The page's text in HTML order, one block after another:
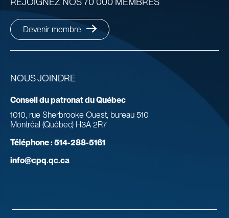
NOUS JOINDRE
Conseil du patronat du Québec
1010, rue Sherbrooke Ouest, bureau 510
Montréal (Québec) H3A 2R7
Téléphone :514-288-5161
info@cpq.qc.ca
Devenir membre